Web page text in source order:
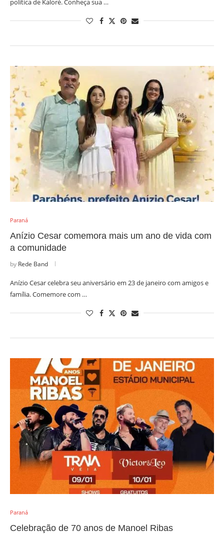
política de Kaloré. Conheça sua …
Paraná
Anízio Cesar comemora mais um ano de vida com
a comunidade
by Rede Band
Anízio Cesar celebra seu aniversário em 23 de janeiro com amigos e
família. Comemore com …
Paraná
Celebração de 70 anos de Manoel Ribas